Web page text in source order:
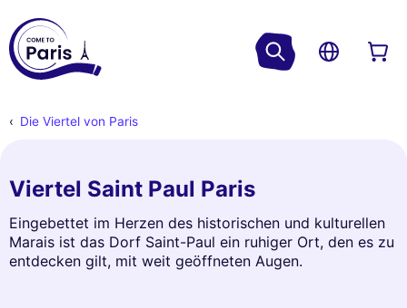
Die Viertel von Paris
Viertel Saint Paul Paris
Eingebettet im Herzen des historischen und kulturellen
Marais ist das Dorf Saint-Paul ein ruhiger Ort, den es zu
entdecken gilt, mit weit geöffneten Augen.